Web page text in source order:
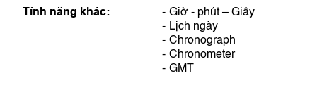
Tính năng khác:
Giờ - phút – Giây
Lịch ngày
Chronograph
Chronometer
GMT